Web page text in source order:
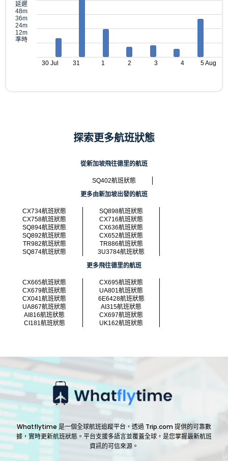
延遲
48m
36m
24m
12m
準時
30 Jul 31 1 2 3 4 5 Aug
探索更多航班狀態
從新加坡飛往德里的航班
SQ402航班狀態
更多由新加坡出發的航班
CX734航班狀態
SQ898航班狀態
CX758航班狀態
CX716航班狀態
SQ894航班狀態
CX636航班狀態
SQ892航班狀態
CX652航班狀態
TR982航班狀態
TR886航班狀態
SQ874航班狀態
3U3784航班狀態
更多飛往德里的航班
CX665航班狀態
CX695航班狀態
CX679航班狀態
UA801航班狀態
CX041航班狀態
6E6428航班狀態
UA867航班狀態
AI315航班狀態
AI816航班狀態
CX697航班狀態
CI181航班狀態
UK162航班狀態
Whatflytime 是一個全球航班追蹤平台，透過 Trip.com 提供的可靠數
據，實時更新航班狀態。平台支援多語言並覆蓋全球，是您掌握最新航班
資訊的可信來源。